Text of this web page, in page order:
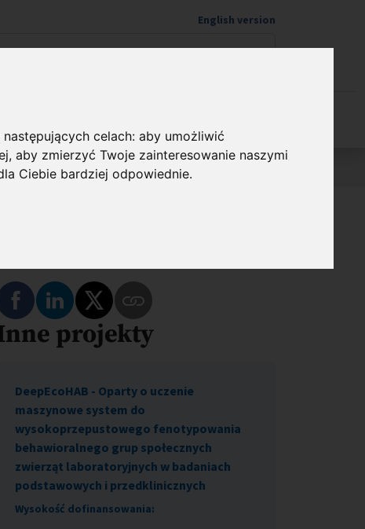
celach:aby umożliwić
,aby zmierzyć Twoje zainteresowanie naszymi
Ciebie bardziej odpowiednie.
English version
Podziel się na Facebooku
Podziel się na LinkedIn
Podziel się na Twitterze
Skopiuj link do tego programu
projekty
DeepEcoHAB - Oparty o uczenie
maszynowe system do
wysokoprzepustowego fenotypowania
behawioralnego grup społecznych
zwierząt laboratoryjnych w badaniach
podstawowych i przedklinicznych
Wysokość dofinansowania: